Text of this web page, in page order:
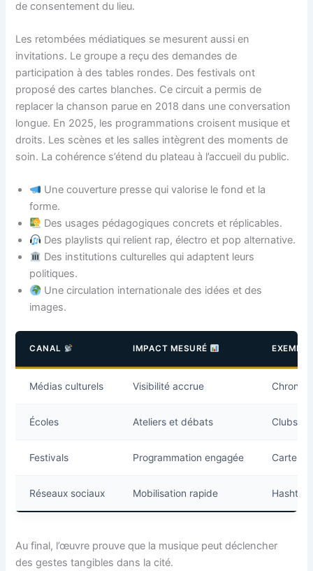
de consentement du lieu.
Les retombées médiatiques se mesurent aussi en
invitations. Le groupe a reçu des demandes de
participation à des tables rondes. Des festivals ont
proposé des cartes blanches. Ce circuit a permis de
replacer la chanson parue en 2018 dans une conversation
longue. En 2025, les programmations croisent musique et
droits. Les scènes et les salles intègrent des moments de
soin. La cohérence s’étend du plateau à l’accueil du public.
Une couverture presse qui valorise le fond et la
forme.
Des usages pédagogiques concrets et réplicables.
Des playlists qui relient rap, électro et pop alternative.
Des institutions culturelles qui adaptent leurs
politiques.
Une circulation internationale des idées et des
images.
CANAL IMPACT MESURÉ
Médias culturels Visibilité accrue
Écoles Ateliers et débats Clubs
Festivals Programmation engagée Cartes
Réseaux sociaux Mobilisation rapide
Au final, l’œuvre prouve que la musique peut déclencher
des gestes tangibles dans la cité.